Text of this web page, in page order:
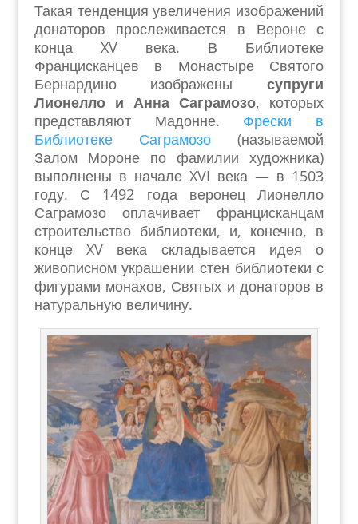
Такая тенденция увеличения изображений
донаторов прослеживается в Вероне с
конца XV века. В Библиотеке
Францисканцев в Монастыре Святого
Бернардино изображенысупруги
Лионелло и Анна Саграмозо, которых
представляют Мадонне. Фрески в
Библиотеке Саграмозо (называемой
Залом Мороне по фамилии художника)
выполнены в начале XVI века — в 1503
году. С 1492 года веронец Лионелло
Саграмозо оплачивает францисканцам
строительство библиотеки, и, конечно, в
конце XV века складывается идея о
живописном украшении стен библиотеки с
фигурами монахов, Святых и донаторов в
натуральную величину.